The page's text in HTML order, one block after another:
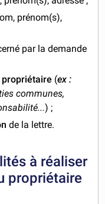
prénom(s),
par la demande
propriétaire (ex :
communes,
) ;
de la lettre.
à réaliser
propriétaire